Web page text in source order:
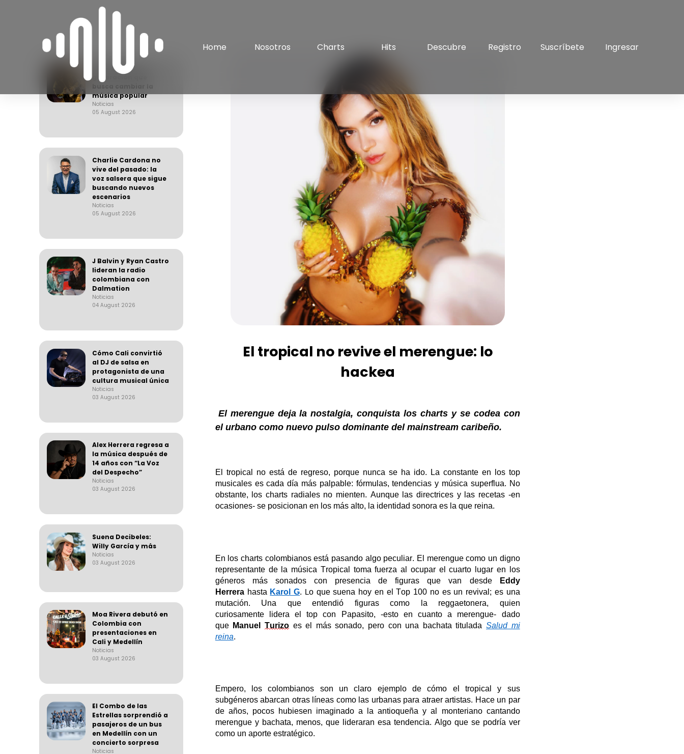
Home Nosotros Charts Hits Descubre Registro Suscríbete Ingresar
Joan Manuel y la
generación que
música popular
Noticias
05 August 2026
Charlie Cardona no
vive del pasado: la
voz salsera que sigue
buscando nuevos
escenarios
Noticias
05 August 2026
J Balvin y Ryan Castro
lideran la radio
colombiana con
Dalmation
Noticias
04 August 2026
Cómo Cali convirtió
al DJ de salsa en
protagonista de una
cultura musical única
Noticias
03 August 2026
Alex Herrera regresa a
la música después de
14 años con “La Voz
del Despecho”
Noticias
03 August 2026
Suena Decibeles:
Willy García y más
Noticias
03 August 2026
Moa Rivera debutó en
Colombia con
presentaciones en
Cali y Medellín
Noticias
03 August 2026
El Combo de las
Estrellas sorprendió a
pasajeros de un bus
en Medellín con un
concierto sorpresa
Noticias
El tropical no revive el merengue: lo
hackea
El merengue deja la nostalgia, conquistalos charts y se codea con
elurbano como nuevo pulso dominante del mainstream caribeño.
El tropical no está de regreso, porque nunca se ha ido. La constanteen los top
musicaleses cada día más palpable: fórmulas, tendencias y música superflua. No
obstante, los charts radiales no mienten. Aunque las directrices y las recetas-en
ocasiones- se posicionan en los más alto, la identidad sonora es la que reina.
En los charts colombianos está pasando algo peculiar. El merengue como un digno
representante de la música Tropical toma fuerza al ocupar el cuarto lugar en los
géneros más sonados con presencia de figuras que van desde
Eddy
Herrerahasta Karol G. Lo que suena hoy en el Top 100 no es un revival; es una
mutación. Una que entendió figuras como la reggaetonera, quien
curiosamenteliderael top con Papasito, -esto en cuanto a merengue- dado
que ManuelTurizo es el más sonado, pero con una bachata tituladaSalud mi
reina.
Empero, los colombianos son un claro ejemplo de cómo el tropical y sus
subgéneros abarcan otras líneas como las urbanas para atraer artistas. Hace un par
de años, pocos hubiesen imaginado a la antioqueña y al monteriano cantando
merengue y bachata, menos, que lideraran esa tendencia. Algo que se podría ver
como un aporte estratégico.